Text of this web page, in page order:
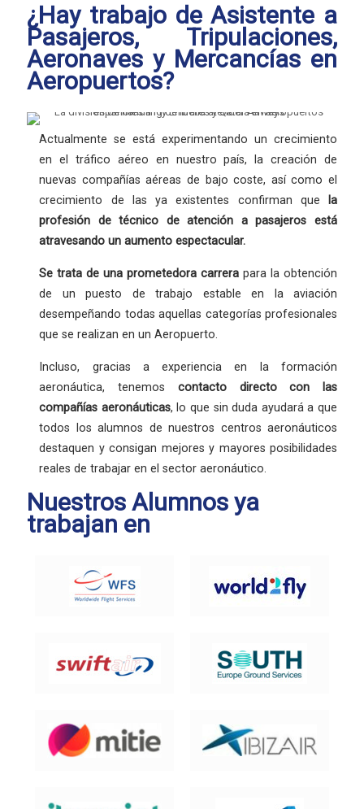
¿Hay trabajo de Asistente a
Pasajeros, Tripulaciones,
Aeronaves y Mercancías en
Aeropuertos?
Actualmente se está experimentando un crecimiento
en el tráfico aéreo en nuestro país, la creación de
nuevas compañías aéreas de bajo coste, así como el
crecimiento de las ya existentes confirman que
la
profesión
de técnico de atención a pasajeros está
atravesando un aumento espectacular.
Se trata de unaprometedora carrera para la obtención
de un puesto de trabajo estable en la aviación
desempeñando todas aquellas categorías profesionales
que se realizan en un Aeropuerto.
Incluso, gracias a experiencia en la formación
aeronáutica, tenemos contacto directo con las
compañías aeronáuticas, lo que sin duda ayudará a que
todos los alumnos de nuestros centros aeronáuticos
destaquen y consigan mejores y mayores posibilidades
reales de trabajar en el sector aeronáutico.
Nuestros Alumnos ya
trabajan en